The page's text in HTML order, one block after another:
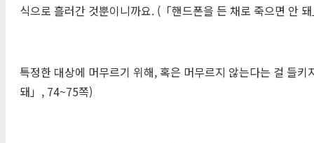
식으로 흘러간 것뿐이니까요. (「핸드폰을 든 채로 죽으면 안
특정한 대상에 머무르기 위해, 혹은 머무르지 않는다는 걸 들
돼」, 74~75쪽)